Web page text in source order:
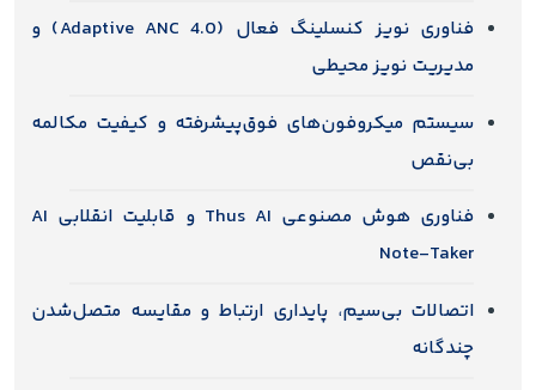
فناوری نویز کنسلینگ فعال (Adaptive ANC 4.0) و
مدیریت نویز محیطی
سیستم میکروفون‌های فوق‌پیشرفته و کیفیت مکالمه
بی‌نقص
فناوری هوش مصنوعی Thus AI و قابلیت انقلابی AI
Note-Taker
اتصالات بی‌سیم، پایداری ارتباط و مقایسه متصل‌شدن
چندگانه